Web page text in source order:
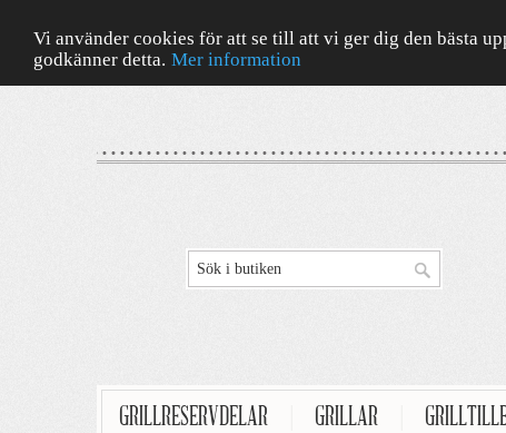
Vi använder cookies för att se till att vi ger dig den bästa
godkänner detta. Mer information
GRILLRESERVDELAR GRILLAR